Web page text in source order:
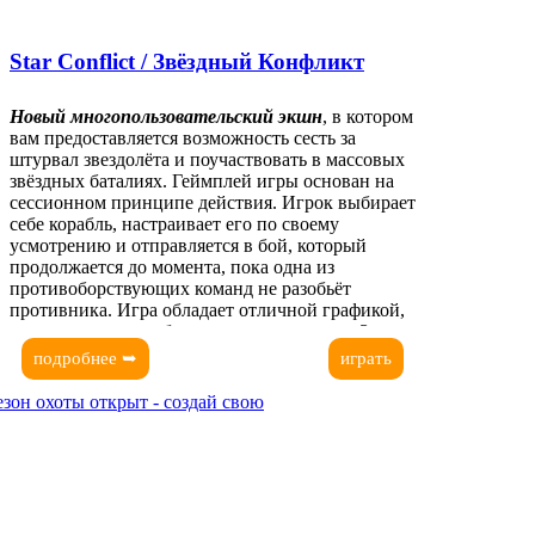
Star Conflict / Звёздный Конфликт
Новый многопользовательский экшн, в котором
вам предоставляется возможность сесть за
штурвал звездолёта и поучаствовать в массовых
звёздных баталиях. Геймплей игры основан на
сессионном принципе действия. Игрок выбирает
себе корабль, настраивает его по своему
усмотрению и отправляется в бой, который
продолжается до момента, пока одна из
противоборствующих команд не разобьёт
противника. Игра обладает отличной графикой,
прекрасно и проработанными локациями. Здесь
постоянно появляется что-то новое и
интересное. Присоединяйтесь!
играть
подробнее ➥